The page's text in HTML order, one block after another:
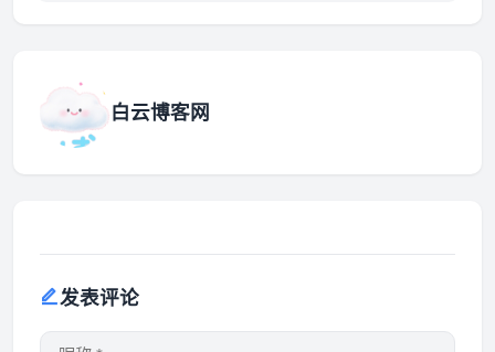
白云博客网
发表评论